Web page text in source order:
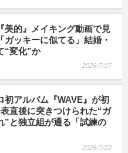
美的』メイキング動画で見
ガッキーに似てる」結婚・
“変化”か
2026/7/27
初アルバム『WAVE』が初
直後に突きつけられた“ガ
”と独立組が通る「試練の
2026/7/22